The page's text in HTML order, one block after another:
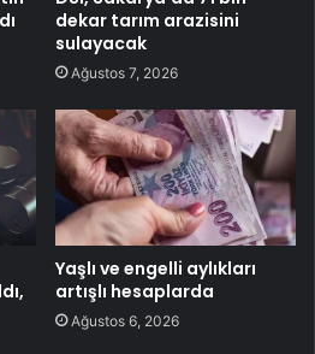
dekar tarım arazisini
sulayacak
Ağustos 7, 2026
Yaşlı ve engelli aylıkları
artışlı hesaplarda
Ağustos 6, 2026